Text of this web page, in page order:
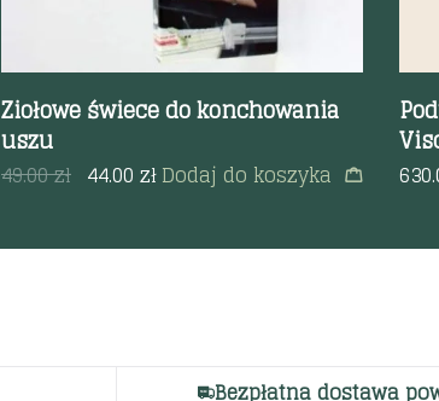
Ziołowe świece do konchowania
uszu
49.00zł 44.00 złDodaj do koszyka
Bezpłatna dostawa